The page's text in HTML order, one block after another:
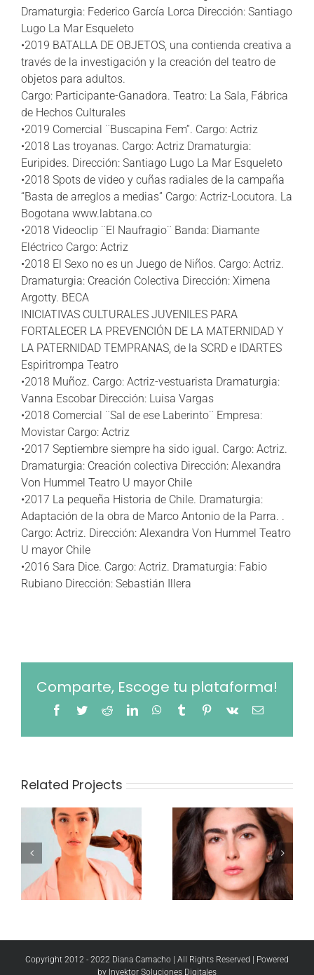
Dramaturgia: Federico García Lorca Dirección: Santiago
Lugo La Mar Esqueleto
•2019 BATALLA DE OBJETOS, una contienda creativa a
través de la investigación y la creación del teatro de
objetos para adultos.
Cargo: Participante-Ganadora. Teatro: La Sala, Fábrica
de Hechos Culturales
•2019 Comercial ¨Buscapina Fem”. Cargo: Actriz
•2018 Las troyanas. Cargo: Actriz Dramaturgia:
Euripides. Dirección: Santiago Lugo La Mar Esqueleto
•2018 Spots de video y cuñas radiales de la campaña
“Basta de arreglos a medias” Cargo: Actriz-Locutora. La
Bogotana www.labtana.co
•2018 Videoclip ¨El Naufragio¨ Banda: Diamante
Eléctrico Cargo: Actriz
•2018 El Sexo no es un Juego de Niños. Cargo: Actriz.
Dramaturgia: Creación Colectiva Dirección: Ximena
Argotty. BECA
INICIATIVAS CULTURALES JUVENILES PARA
FORTALECER LA PREVENCIÓN DE LA MATERNIDAD Y
LA PATERNIDAD TEMPRANAS, de la SCRD e IDARTES
Espiritrompa Teatro
•2018 Muñoz. Cargo: Actriz-vestuarista Dramaturgia:
Vanna Escobar Dirección: Luisa Vargas
•2018 Comercial ¨Sal de ese Laberinto¨ Empresa:
Movistar Cargo: Actriz
•2017 Septiembre siempre ha sido igual. Cargo: Actriz.
Dramaturgia: Creación colectiva Dirección: Alexandra
Von Hummel Teatro U mayor Chile
•2017 La pequeña Historia de Chile. Dramaturgia:
Adaptación de la obra de Marco Antonio de la Parra. .
Cargo: Actriz. Dirección: Alexandra Von Hummel Teatro
U mayor Chile
•2016 Sara Dice. Cargo: Actriz. Dramaturgia: Fabio
Rubiano Dirección: Sebastián Illera
Comparte, Escoge tu plataforma!
Facebook
TwitterRedditLinkedInWhatsApp
TumblrPinterest
Vk Email
Related Projects
Lusciana
Restrepo
Alejandra
Villa
Copyright 2012 - 2022 Diana Camacho | All Rights Reserved | Powered
by Invektor Soluciones Digitales